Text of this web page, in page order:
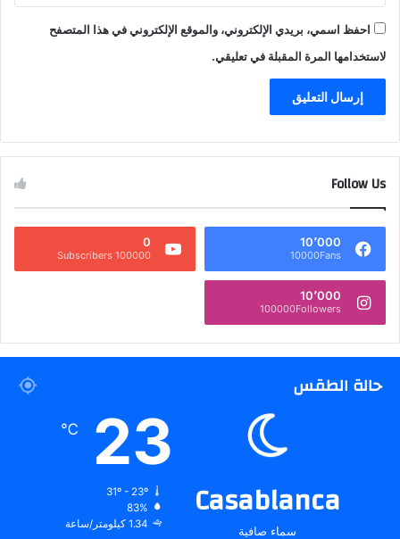
احفظ اسمي، بريدي الإلكتروني، والموقع الإلكتروني في هذا المتصفح
لاستخدامها المرة المقبلة في تعليقي.
Follow Us
10٬000
10000Fans
0
100000 Subscribers
10٬000
100000Followers
حالة الطقس
Casablanca
سماء صافية
23
℃
31º - 23º
83%
1.34 كيلومتر/ساعة